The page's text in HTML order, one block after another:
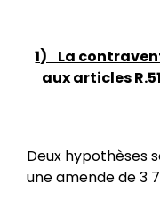
1) La
aux articles
Deux hypothèses
une amende de 3